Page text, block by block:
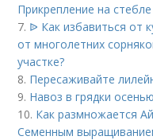
Прикрепление на
7. ᐉ Как избавиться от
от многолетних
участке?
8. Пересаживайте
9. Навоз в грядки
10. Как размножается
Семенным